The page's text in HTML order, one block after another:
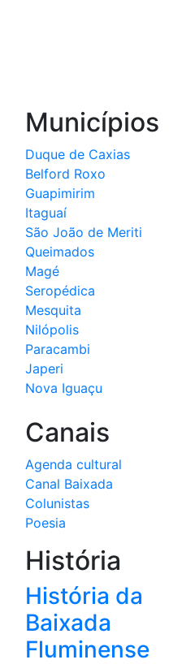
Municípios
Duque de Caxias
Belford Roxo
Guapimirim
Itaguaí
São João de Meriti
Queimados
Magé
Seropédica
Mesquita
Nilópolis
Paracambi
Japeri
Nova Iguaçu
Canais
Agenda cultural
Canal Baixada
Colunistas
Poesia
História
História da
Baixada
Fluminense